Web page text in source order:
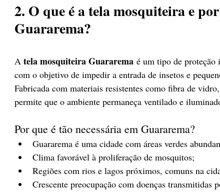
2. O que é a tela mosquiteira e
Guararema?
A tela mosquiteira Guararema é um tipo de proteção
com o objetivo de impedir a entrada de insetos e
Fabricada com materiais resistentes como fibra de
permite que o ambiente permaneça ventilado e
Por que é tão necessária em Guararema?
Guararema é uma cidade com áreas verdes
Clima favorável à proliferação de mosquitos;
Regiões com rios e lagos próximos, comuns na
Crescente preocupação com doenças transmitidas